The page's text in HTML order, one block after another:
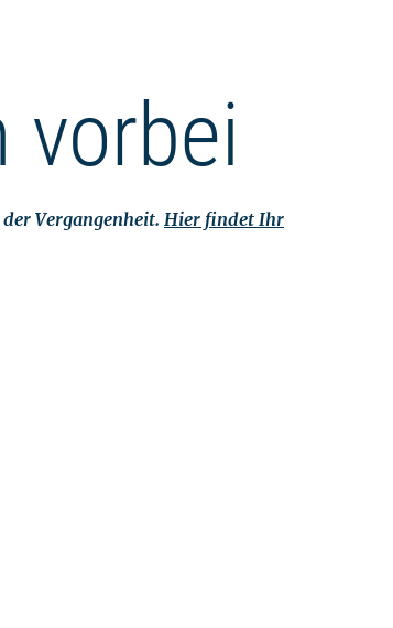
vorbei
Vergangenheit. Hier findet Ihr